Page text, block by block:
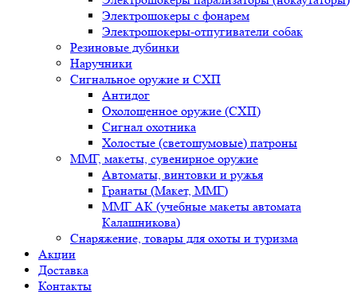
Электрошокеры с фонарем
Электрошокеры-отпугиватели собак
Резиновые дубинки
Наручники
Сигнальное оружие и СХП
Антидог
Охолощенное оружие (СХП)
Сигнал охотника
Холостые (светошумовые) патроны
ММГ, макеты, сувенирное оружие
Автоматы, винтовки и ружья
Гранаты (Макет, ММГ)
ММГ АК (учебные макеты автомата
Калашникова)
Снаряжение, товары для охоты и туризма
Акции
Доставка
Контакты